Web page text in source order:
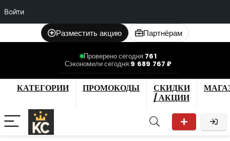
Войти
Разместить акцию Партнёрам
Проверено сегодня:761
Сэкономили сегодня:9 689 767 ₽
КАТЕГОРИИ ПРОМОКОДЫ
СКИДКИ
/ АКЦИИ